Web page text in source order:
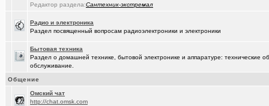
На что обратить внимание при выборе жены?
Zennoposter мой опыт использования
Где купить ?(Alex4114) +1
.,.(DEMON)
Техника и другие товары с гарантией в наличии и под заказ
Редактор раздела:Сантехник-экстремал
Радио и электроника
Раздел посвященный вопросам радиоэлектроники и электроники
Бытовая техника
Раздел о домашней технике, бытовой электронике и аппаратуре: технические
обслуживание.
Общение
Oмский чат
http://chat.omsk.com